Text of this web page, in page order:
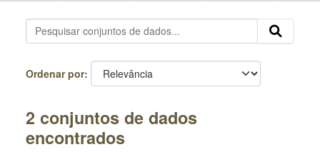
Ordenar por
2 conjuntos de dados
encontrados